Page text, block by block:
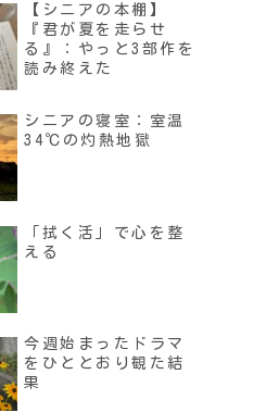
【シニアの本棚】
『君が夏を走らせ
る』：やっと3部作を
読み終えた
シニアの寝室：室温
34℃の灼熱地獄
「拭く活」で心を整
える
今週始まったドラマ
をひととおり観た結
果